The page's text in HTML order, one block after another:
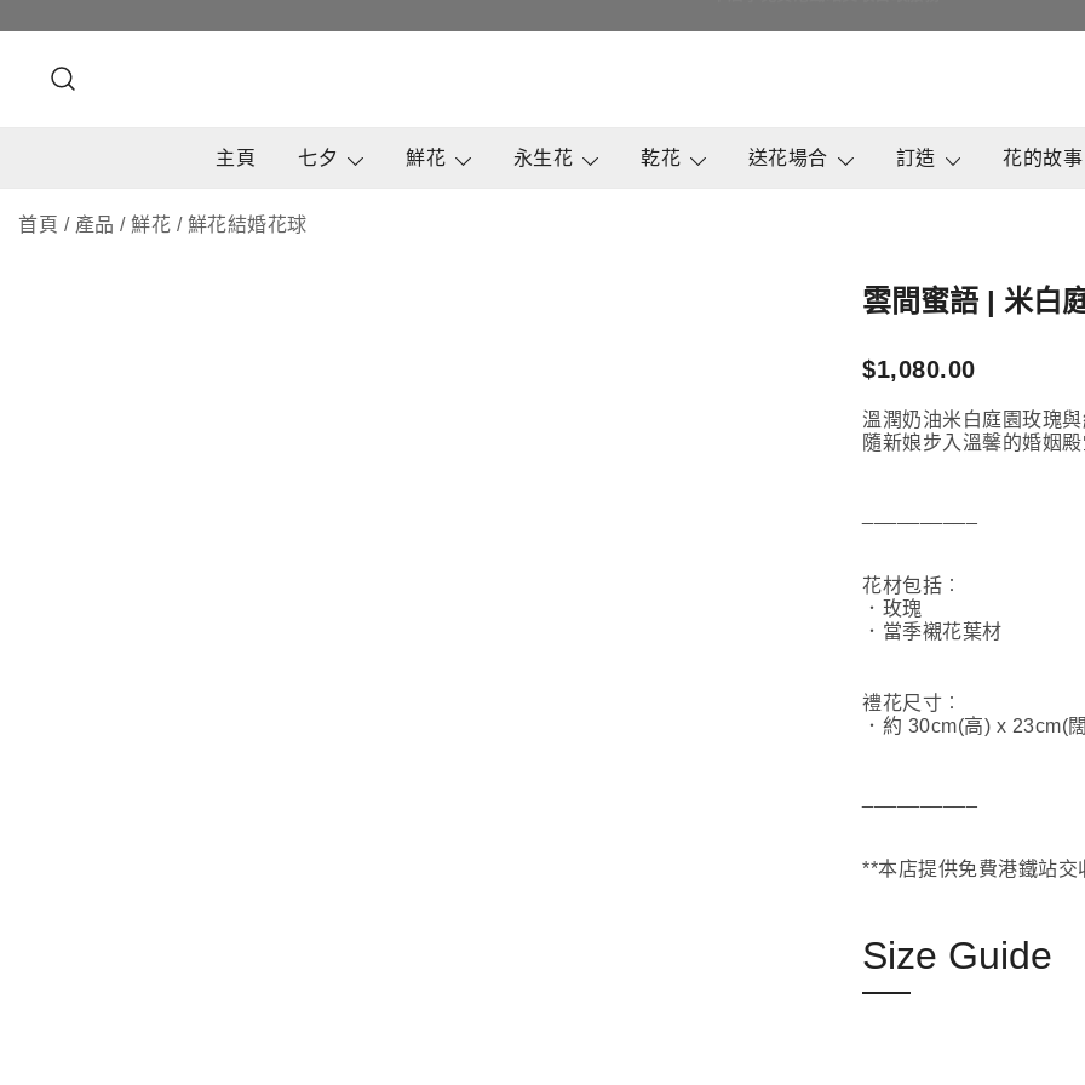
to
QuadrupleFlower 啟德新蒲崗花
主頁 七夕 鮮花 永生花 乾花 送花場合 訂造 花的故事
首頁 / 產品 / 鮮花 / 鮮花結婚花球
雲間蜜語 | 米白
$1,080.00
溫潤奶油米白庭園玫瑰
隨新娘步入溫馨的婚姻殿
花材包括︰
．玫瑰
．當季襯花葉材
禮花尺寸︰
．約 30cm(高) x 23cm(
**本店提供免費港鐵站交
Size Guide